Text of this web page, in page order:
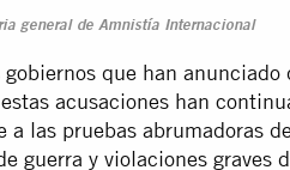
general de Amnistía Internacional
que han
acusaciones han
a las pruebas abrumadoras
guerra y violaciones graves